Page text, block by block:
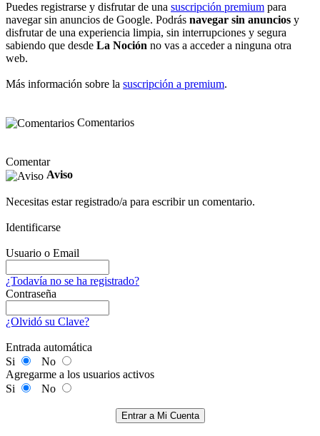
Puedes registrarse y disfrutar de una suscripción premium para
navegar sin anuncios de Google. Podrás navegar sin anuncios y
disfrutar de una experiencia limpia, sin interrupciones y segura
sabiendo que desde La Noción no vas a acceder a ninguna otra
web.
Más información sobre la suscripción a premium.
Comentarios
Comentar
Aviso
Necesitas estar registrado/a para escribir un comentario.
Identificarse
Usuario o Email
¿Todavía no se ha registrado?
Contraseña
¿Olvidó su Clave?
Entrada automática
Si
No
Agregarme a los usuarios activos
Si
No
Entrar a Mi Cuenta